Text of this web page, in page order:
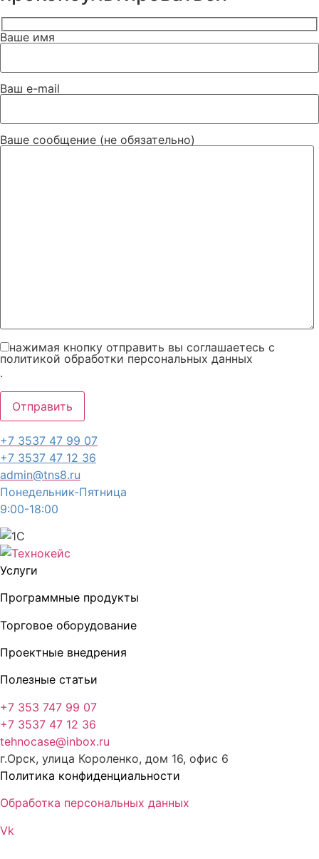
Ваше имя
Ваш e-mail
Ваше сообщение (не обязательно)
нажимая кнопку отправить вы соглашаетесь с
политикой обработки персональных данных
.
+7 3537 47 99 07
+7 3537 47 12 36
admin@tns8.ru
Понедельник-Пятница
9:00-18:00
Услуги
Программные продукты
Торговое оборудование
Проектные внедрения
Полезные статьи
+7 353 747 99 07
+7 3537 47 12 36
tehnocase@inbox.ru
г.Орск, улица Короленко, дом 16, офис 6
Политика конфиденциальности
Обработка персональных данных
Vk